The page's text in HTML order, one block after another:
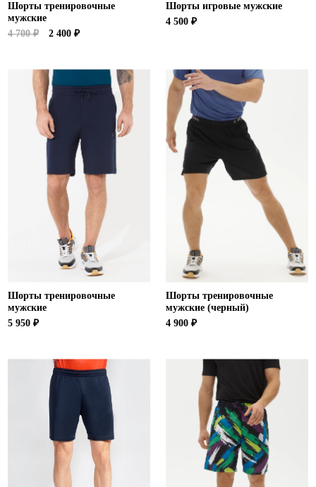
Шорты тренировочные
мужские
4 700 ₽
2 400 ₽
Шорты игровые мужские
4 500 ₽
Шорты тренировочные
мужские
5 950 ₽
Шорты тренировочные
мужские (черный)
4 900 ₽